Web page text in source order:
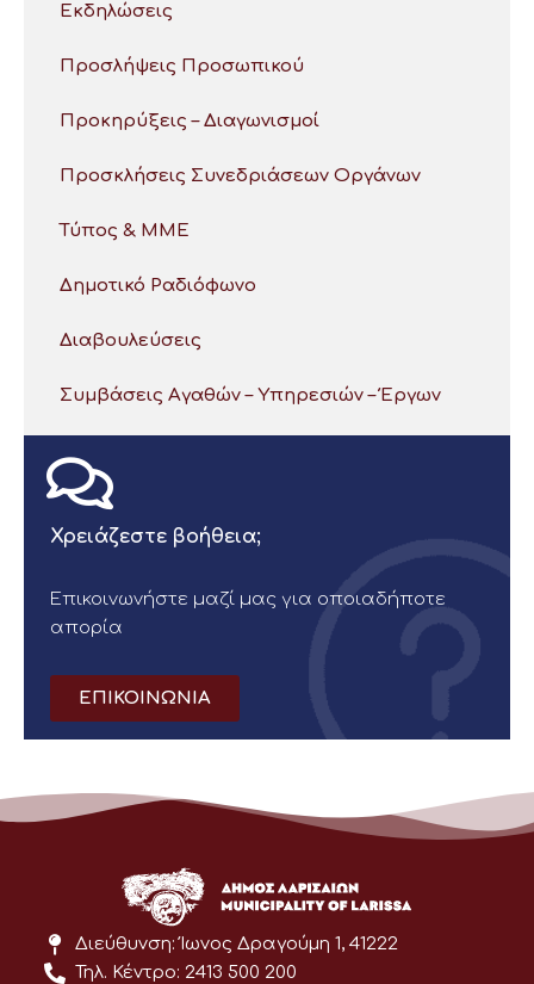
Εκδηλώσεις
Προσλήψεις Προσωπικού
Προκηρύξεις – Διαγωνισμοί
Προσκλήσεις Συνεδριάσεων Οργάνων
Τύπος & ΜΜΕ
Δημοτικό Ραδιόφωνο
Διαβουλεύσεις
Συμβάσεις Αγαθών – Υπηρεσιών – Έργων
Χρειάζεστε βοήθεια;
Επικοινωνήστε μαζί μας για οποιαδήποτε
απορία
ΕΠΙΚΟΙΝΩΝΙΑ
Διεύθυνση: Ίωνος Δραγούμη 1, 41222
Τηλ. Κέντρο: 2413 500 200